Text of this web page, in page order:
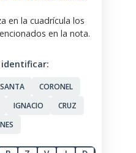
en la cuadrícula los
en la nota.
SANTA
CORONEL
IGNACIO
CRUZ